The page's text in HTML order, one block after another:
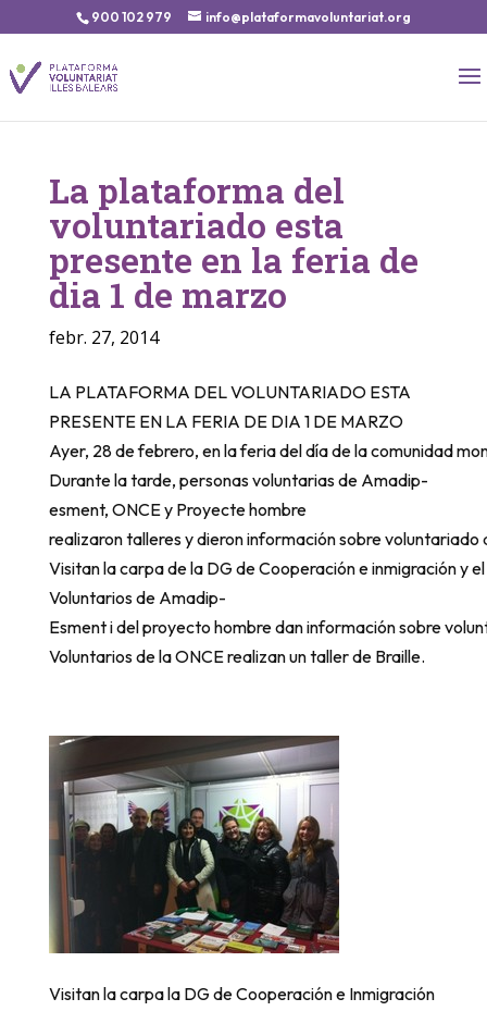
900 102 979 info@plataformavoluntariat.org
La plataforma del
voluntariado esta
presente en la feria de
dia 1 de marzo
febr. 27, 2014
LA PLATAFORMA DEL VOLUNTARIADO ESTA
PRESENTE EN LA FERIA DE DIA 1 DE MARZO
Ayer, 28 de febrero, en la feria del día de la comunidad
Durante la tarde, personas voluntarias de Amadip-
esment, ONCE y Proyecte hombre
realizaron talleres y dieron información sobre voluntariado
Visitan la carpa de la DG de Cooperación e inmigración y
Voluntarios de Amadip-
Esment i del proyecto hombre dan información sobre
Voluntarios de la ONCE realizan un taller de Braille.
Visitan la carpa la DG de Cooperación e Inmigración